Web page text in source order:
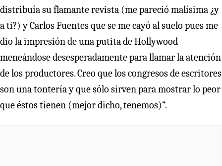
distribuía su flamante revista (me pareció malísima ¿y
a ti?) y Carlos Fuentes que se me cayó al suelo pues me
dio la impresión de una putita de Hollywood
meneándose desesperadamente para llamar la atención
de los productores. Creo que los congresos de escritores
son una tontería y que sólo sirven para mostrar lo peor
que éstos tienen (mejor dicho, tenemos)“.